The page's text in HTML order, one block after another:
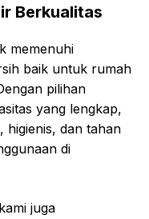
Berkualitas
memenuhi
baik untuk rumah
pilihan
yang lengkap,
higienis, dan tahan
di
juga